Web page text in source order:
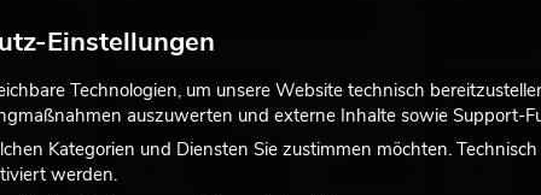
No. 89500905
2000h H
Bestand reicht ca. 12 Wo.
14,90€
Bestand
34,90€
Einstellungen
Technologien, um unsere Website technisch
auszuwerten und externe Inhalte sowie Support-
Kategorien und Diensten Sie zustimmen möchten.
werden.